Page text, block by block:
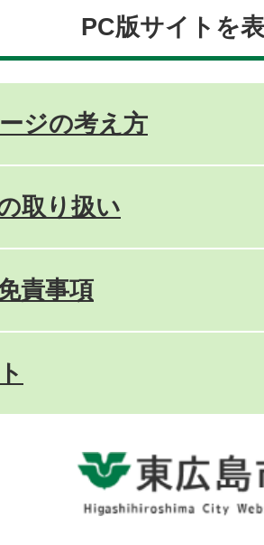
PC版サイトを
ジの考え方
取り扱い
責事項